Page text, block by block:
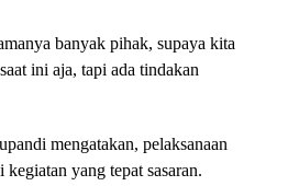
banyak pihak, supaya kita
ini aja, tapi ada tindakan
mengatakan, pelaksanaan
yang tepat sasaran.